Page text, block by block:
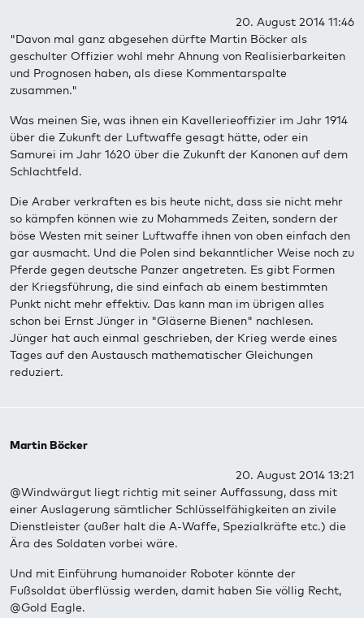
20. August 2014 11:46
"Davon mal ganz abgesehen dürfte Martin Böcker als
geschulter Offizier wohl mehr Ahnung von Realisierbarkeiten
und Prognosen haben, als diese Kommentarspalte
zusammen."
Was meinen Sie, was ihnen ein Kavellerieoffizier im Jahr 1914
über die Zukunft der Luftwaffe gesagt hätte, oder ein
Samurei im Jahr 1620 über die Zukunft der Kanonen auf dem
Schlachtfeld.
Die Araber verkraften es bis heute nicht, dass sie nicht mehr
so kämpfen können wie zu Mohammeds Zeiten, sondern der
böse Westen mit seiner Luftwaffe ihnen von oben einfach den
gar ausmacht. Und die Polen sind bekanntlicher Weise noch zu
Pferde gegen deutsche Panzer angetreten. Es gibt Formen
der Kriegsführung, die sind einfach ab einem bestimmten
Punkt nicht mehr effektiv. Das kann man im übrigen alles
schon bei Ernst Jünger in "Gläserne Bienen" nachlesen.
Jünger hat auch einmal geschrieben, der Krieg werde eines
Tages auf den Austausch mathematischer Gleichungen
reduziert.
Martin Böcker
20. August 2014 13:21
@Windwärgut liegt richtig mit seiner Auffassung, dass mit
einer Auslagerung sämtlicher Schlüsselfähigkeiten an zivile
Dienstleister (außer halt die A-Waffe, Spezialkräfte etc.) die
Ära des Soldaten vorbei wäre.
Und mit Einführung humanoider Roboter könnte der
Fußsoldat überflüssig werden, damit haben Sie völlig Recht,
@Gold Eagle.